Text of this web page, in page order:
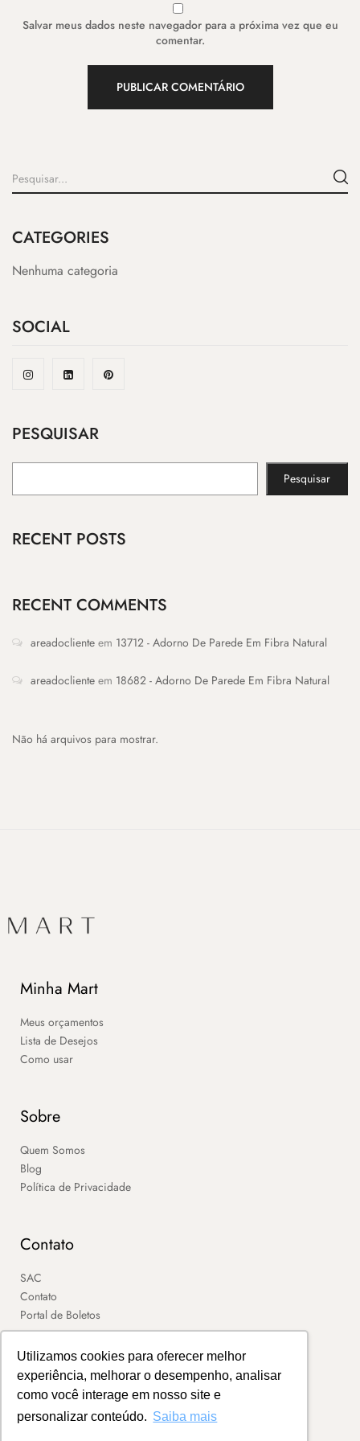
Utilizamos cookies para oferecer melhor
experiência, melhorar o desempenho, analisar
como você interage em nosso site e
personalizar conteúdo. Saiba mais
CATEGORIES
Nenhuma categoria
SOCIAL
PESQUISAR
Pesquisar
RECENT POSTS
RECENT COMMENTS
areadocliente em 13712 - Adorno De Parede Em Fibra Natural
areadocliente em 18682 - Adorno De Parede Em Fibra Natural
Não há arquivos para mostrar.
Salvar meus dados neste navegador para a próxima vez que eu
comentar.
Minha Mart
Meus orçamentos
Lista de Desejos
Como usar
Sobre
Quem Somos
Blog
Política de Privacidade
Contato
SAC
Contato
Portal de Boletos